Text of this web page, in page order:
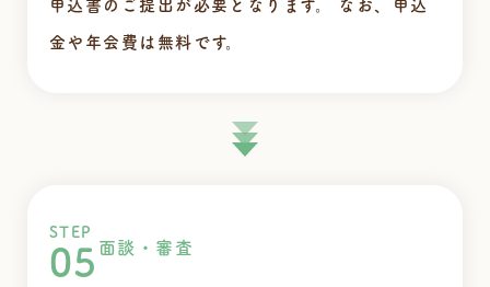
申込書のご提出が必要となります。 なお、申込
金や年会費は無料です。
STEP
05 面談・審査